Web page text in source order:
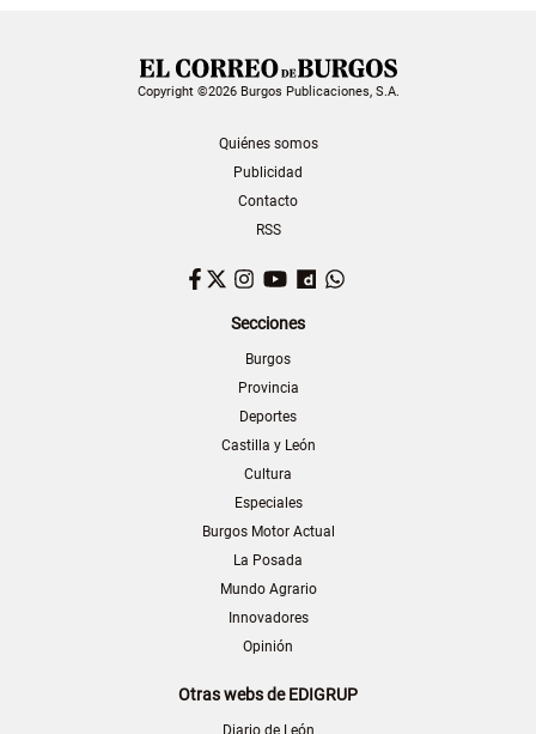
Copyright ©2026 Burgos Publicaciones, S.A.
Quiénes somos
Publicidad
Contacto
RSS
Facebook
TwitterInstagram
YouTubeDailymotion
Secciones
Burgos
Provincia
Deportes
Castilla y León
Cultura
Especiales
Burgos Motor Actual
La Posada
Mundo Agrario
Innovadores
Opinión
Otras webs de EDIGRUP